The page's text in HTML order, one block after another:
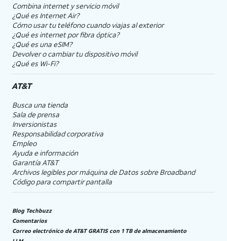
Combina internet y servicio móvil
¿Qué es Internet Air?
Cómo usar tu teléfono cuando viajas al exterior
¿Qué es internet por fibra óptica?
¿Qué es una eSIM?
Devolver o cambiar tu dispositivo móvil
¿Qué es Wi-Fi?
AT&T
Busca una tienda
Sala de prensa
Inversionistas
Responsabilidad corporativa
Empleo
Ayuda e información
Garantía AT&T
Archivos legibles por máquina de Datos sobre Broadband
Código para compartir pantalla
Blog Techbuzz
Comentarios
Correo electrónico de AT&T GRATIS con 1 TB de almacenamiento